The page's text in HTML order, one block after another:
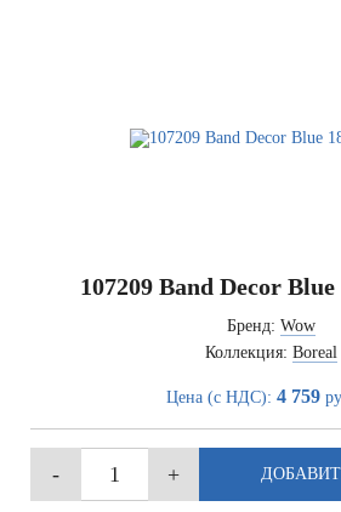
107209 Band Decor Blue
Бренд: Wow
Коллекция: Boreal
Цена (с НДС): 4 759